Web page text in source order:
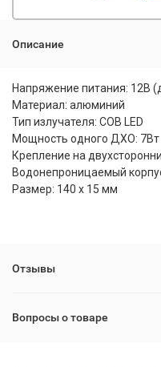
Описание
Напряжение питания: 12В
Материал: алюминий
Тип излучателя: СОВ LED
Мощность одного ДХО: 7Вт
Крепление на
Водонепроницаемый
Размер: 140 х 15 мм
Отзывы
Вопросы о товаре